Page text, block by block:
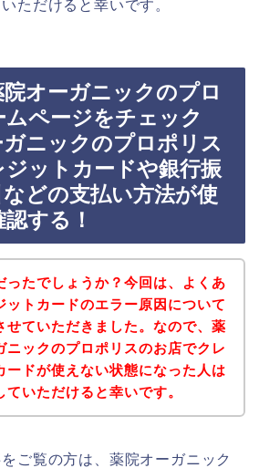
ただけると幸いです。
院オーガニックのプロ
ページをチェック
ガニックのプロポリス
ットカードや銀行振
どの支払い方法が使
する！
ったでしょうか？今回は、よくあ
ットカードのエラー原因について
せていただきました。なので、薬
ニックのプロポリスのお店でクレ
ードが使えない状態になった人は
ていただけると幸いです。
ご覧の方は、薬院オーガニック